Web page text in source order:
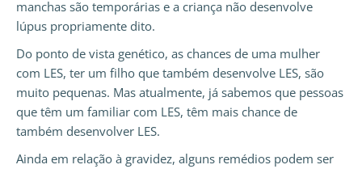
manchas são temporárias e a criança não desenvolve
lúpus propriamente dito.
Do ponto de vista genético, as chances de uma mulher
com LES, ter um filho que também desenvolve LES, são
muito pequenas. Mas atualmente, já sabemos que pessoas
que têm um familiar com LES, têm mais chance de
também desenvolver LES.
Ainda em relação à gravidez, alguns remédios podem ser